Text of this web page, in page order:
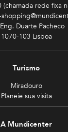
rede fixa
Duarte Pacheco
1070-103 Lisboa
Turismo
Miradouro
Planeie sua visita
A Mundicenter